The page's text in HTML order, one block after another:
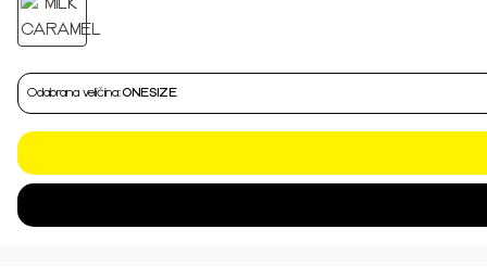
Odabrana veličina:ONESIZE